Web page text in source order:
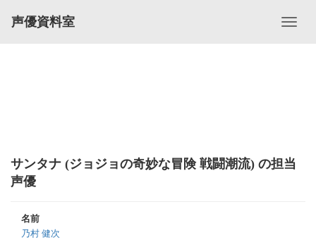
声優資料室
サンタナ (ジョジョの奇妙な冒険 戦闘潮流) の担当
声優
名前
乃村 健次